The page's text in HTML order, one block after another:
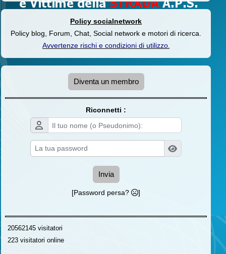
Policy socialnetwork
Policy blog, Forum, Chat, Social network e motori di ricerca.
Avvertenze rischi e condizioni di utilizzo.
Diventa un membro
Riconnetti :
Invia
[Password persa? ]
20562145 visitatori
223 visitatori online